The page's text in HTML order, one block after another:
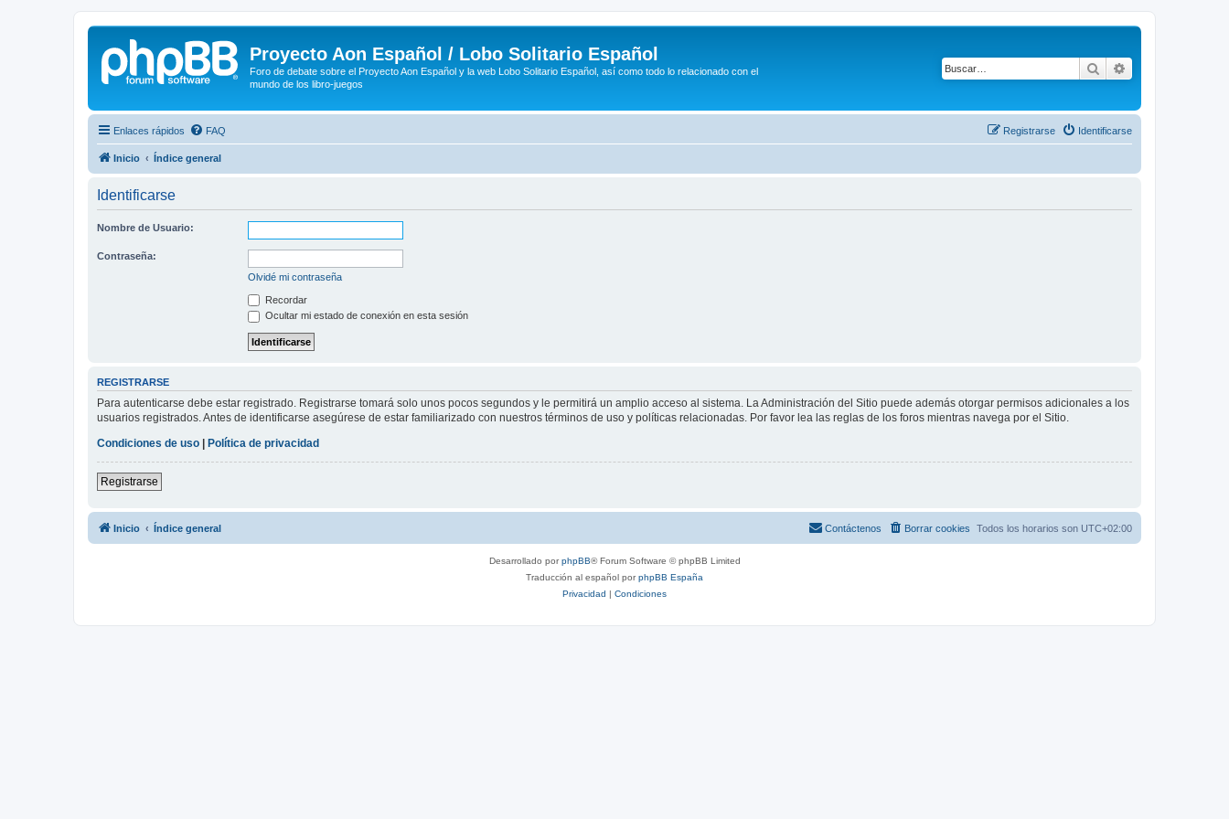
Proyecto Aon Español / Lobo Solitario Español
Foro de debate sobre el Proyecto Aon Español y la web Lobo Solitario Español, así como todo lo relacionado con el
mundo de los libro-juegos
Buscar
Enlaces rápidos FAQ Identificarse
Registrarse
Inicio Índice general
Identificarse
Nombre de Usuario:
Contraseña:
Olvidé mi contraseña
Recordar
Ocultar mi estado de conexión en esta sesión
REGISTRARSE
Para autenticarse debe estar registrado. Registrarse tomará solo unos pocos segundos y le permitirá un amplio acceso al sistema. La Administración del Sitio puede además otorgar permisos adicionales a los
usuarios registrados. Antes de identificarse asegúrese de estar familiarizado con nuestros términos de uso y políticas relacionadas. Por favor lea las reglas de los foros mientras navega por el Sitio.
Condiciones de uso
Política de privacidad
Registrarse
Inicio Índice general Todos los horarios son UTC+02:00
Borrar cookies
Contáctenos
Desarrollado porphpBB® Forum Software © phpBB Limited
Traducción al español porphpBB España
Privacidad | Condiciones